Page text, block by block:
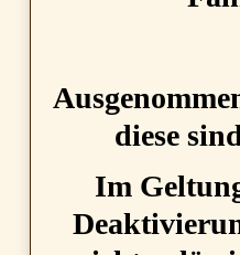
(NM)
216 (NM)
56